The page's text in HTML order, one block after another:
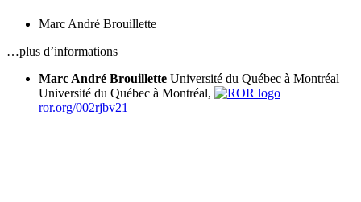
Marc André Brouillette
…plus d’informations
Marc André Brouillette Université du Québec à Montréal
Université du Québec à Montréal,
ror.org/002rjbv21